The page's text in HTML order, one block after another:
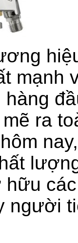
mạnh
ra
người